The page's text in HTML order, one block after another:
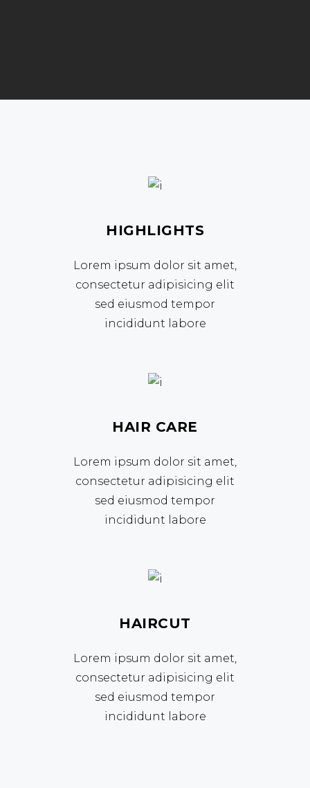
HIGHLIGHTS
Lorem ipsum dolor sit amet,
consectetur adipisicing elit
sed eiusmod tempor
incididunt labore
HAIR CARE
Lorem ipsum dolor sit amet,
consectetur adipisicing elit
sed eiusmod tempor
incididunt labore
HAIRCUT
Lorem ipsum dolor sit amet,
consectetur adipisicing elit
sed eiusmod tempor
incididunt labore